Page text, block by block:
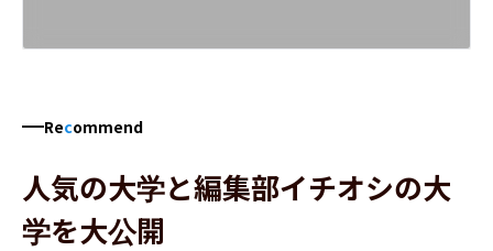
Recommend
人気の大学と編集部イチオシの大
学を大公開